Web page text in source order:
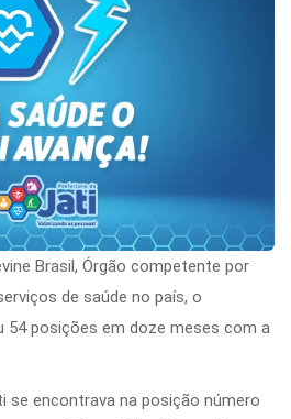
Brasil, Órgão competente por
de saúde no país, o
54 posições em doze meses com a
se encontrava na posição número